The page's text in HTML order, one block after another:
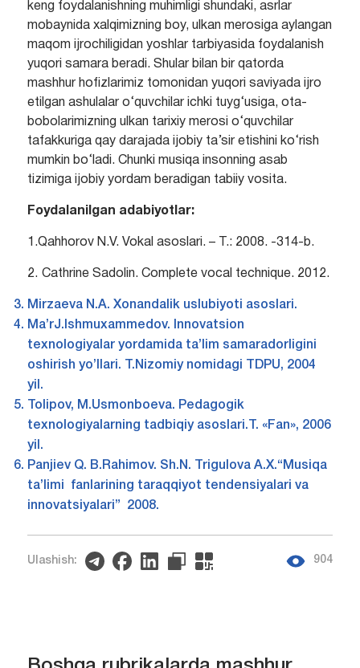
keng foydalanishning muhimligi shundaki, asrlar
mobaynida xalqimizning boy, ulkan merosiga aylangan
maqom ijrochiligidan yoshlar tarbiyasida foydalanish
yuqori samara beradi. Shular bilan bir qatorda
mashhur hofizlarimiz tomonidan yuqori saviyada ijro
etilgan ashulalar o‘quvchilar ichki tuyg‘usiga, ota-
bobolarimizning ulkan tarixiy merosi o‘quvchilar
tafakkuriga qay darajada ijobiy ta’sir etishini ko‘rish
mumkin bo‘ladi. Chunki musiqa insonning asab
tizimiga ijobiy yordam beradigan tabiiy vosita.
Foydalanilgan adabiyotlar:
1.Qahhorov N.V. Vokal asoslari. – T.: 2008. -314-b.
2. Cathrine Sadolin. Complete vocal technique. 2012.
Mirzaeva N.A. Xonandalik uslubiyoti asoslari.
Ma’rJ.Ishmuxammedov. Innovatsion
texnologiyalar yordamida ta’lim samaradorligini
oshirish yo’llari. T.Nizomiy nomidagi TDPU, 2004
yil.
Tolipov, M.Usmonboeva. Pedagogik
texnologiyalarning tadbiqiy asoslari.T. «Fan», 2006
yil.
Panjiev Q. B.Rahimov. Sh.N. Trigulova A.X.“Musiqa
ta’limi fanlarining taraqqiyot tendensiyalari va
innovatsiyalari” 2008.
Ulashish: 904